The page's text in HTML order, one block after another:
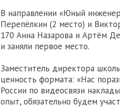
В направлении «Юный
Перепёлкин (2 место) и
170 Анна Назарова и Артём
и заняли первое место.
Заместитель директора
ценность формата: «Нас
России по видеосвязи
опыт, обязательно будем